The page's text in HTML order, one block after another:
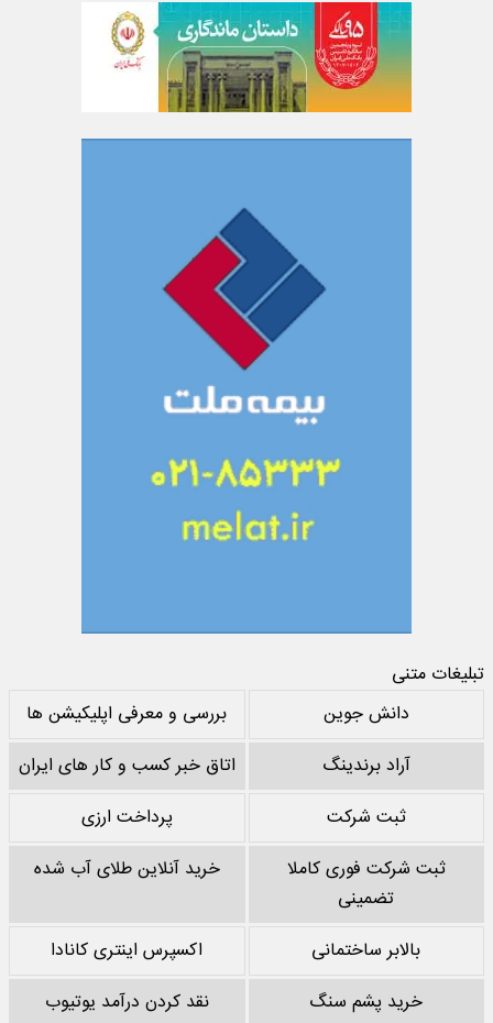
تبلیغات متنی
دانش جوین
بررسی و معرفی اپلیکیشن ها
آراد برندینگ
اتاق خبر کسب و کار های ایران
ثبت شرکت
پرداخت ارزی
ثبت شرکت فوری کاملا
تضمینی
خرید آنلاین طلای آب شده
بالابر ساختمانی
اکسپرس اینتری کانادا
خرید پشم سنگ
نقد کردن درآمد یوتیوب